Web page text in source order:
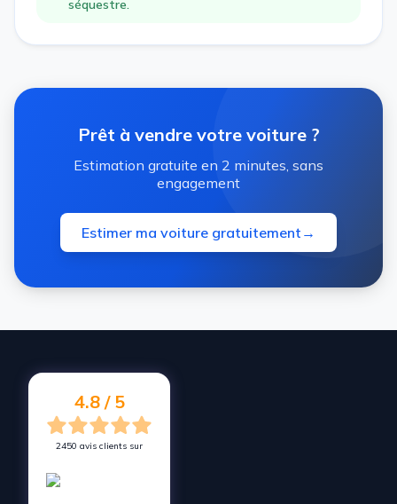
séquestre.
Prêt à vendre votre voiture ?
Estimation gratuite en 2 minutes, sans
engagement
Estimer ma voiture gratuitement →
4.8 / 5
2450 avis clients sur